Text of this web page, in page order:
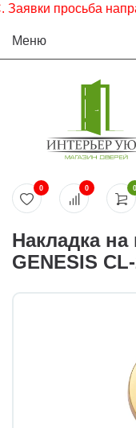
просьба
Меню
0
0 0
Накладка
GENESIS